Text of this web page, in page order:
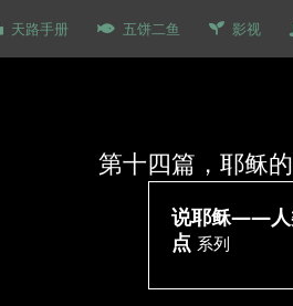
天路手册 五饼二鱼 影视
第十四篇，耶稣
说耶稣——人
点 系列